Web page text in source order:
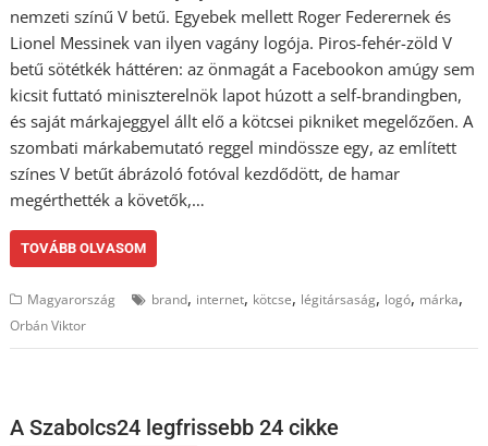
nemzeti színű V betű. Egyebek mellett Roger Federernek és
Lionel Messinek van ilyen vagány logója. Piros-fehér-zöld V
betű sötétkék háttéren: az önmagát a Facebookon amúgy sem
kicsit futtató miniszterelnök lapot húzott a self-brandingben,
és saját márkajeggyel állt elő a kötcsei pikniket megelőzően. A
szombati márkabemutató reggel mindössze egy, az említett
színes V betűt ábrázoló fotóval kezdődött, de hamar
megérthették a követők,…
TOVÁBB OLVASOM
Magyarország brand, internet, kötcse, légitársaság, logó, márka,
Orbán Viktor
A Szabolcs24 legfrissebb 24 cikke